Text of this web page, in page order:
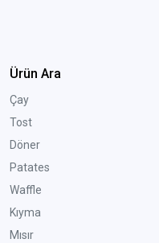
Ürün Ara
Çay
Tost
Döner
Patates
Waffle
Kıyma
Mısır